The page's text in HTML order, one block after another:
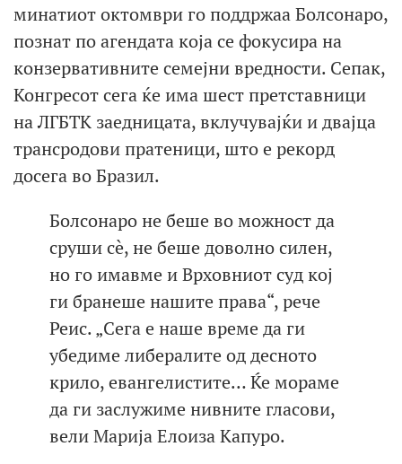
минатиот октомври го поддржаа Болсонаро,
познат по агендата која се фокусира на
конзервативните семејни вредности. Сепак,
Конгресот сега ќе има шест претставници
на ЛГБТК заедницата, вклучувајќи и двајца
трансродови пратеници, што е рекорд
досега во Бразил.
Болсонаро не беше во можност да
сруши сè, не беше доволно силен,
но го имавме и Врховниот суд кој
ги бранеше нашите права“, рече
Реис. „Сега е наше време да ги
убедиме либералите од десното
крило, евангелистите… Ќе мораме
да ги заслужиме нивните гласови,
вели Марија Елоиза Капуро.